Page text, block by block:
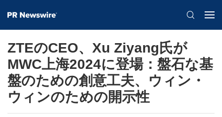
ZTEのCEO、Xu Ziyang氏が
MWC上海2024に登場：盤石な基
盤のための創意工夫、ウィン・
ウィンのための開示性